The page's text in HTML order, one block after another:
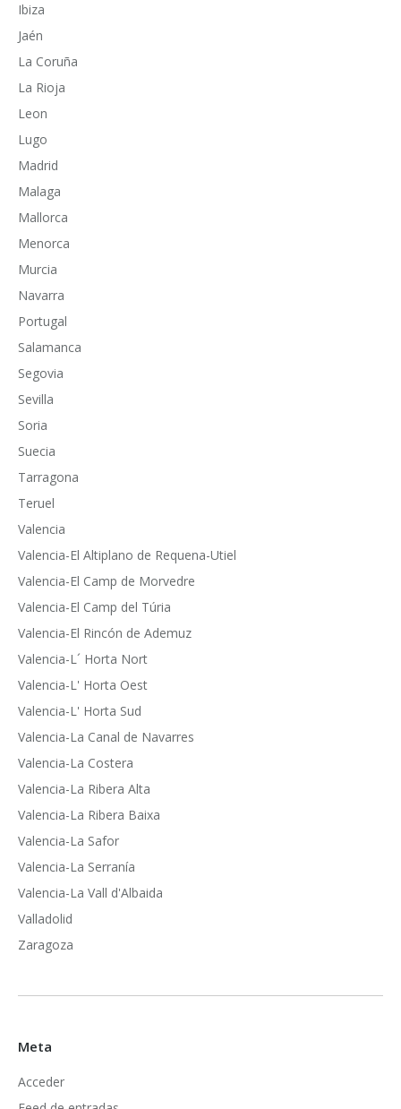
Ibiza
Jaén
La Coruña
La Rioja
Leon
Lugo
Madrid
Malaga
Mallorca
Menorca
Murcia
Navarra
Portugal
Salamanca
Segovia
Sevilla
Soria
Suecia
Tarragona
Teruel
Valencia
Valencia-El Altiplano de Requena-Utiel
Valencia-El Camp de Morvedre
Valencia-El Camp del Túria
Valencia-El Rincón de Ademuz
Valencia-L´ Horta Nort
Valencia-L' Horta Oest
Valencia-L' Horta Sud
Valencia-La Canal de Navarres
Valencia-La Costera
Valencia-La Ribera Alta
Valencia-La Ribera Baixa
Valencia-La Safor
Valencia-La Serranía
Valencia-La Vall d'Albaida
Valladolid
Zaragoza
Meta
Acceder